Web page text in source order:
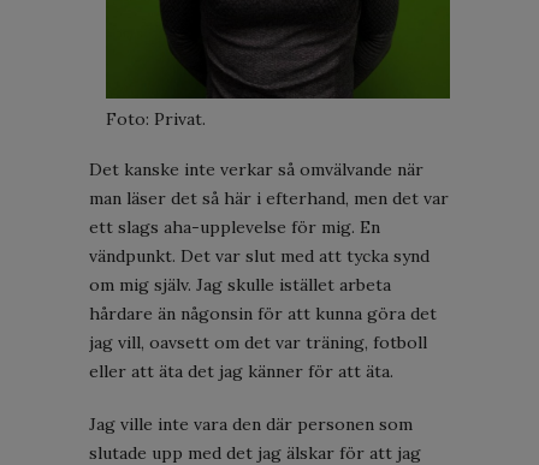
Foto: Privat.
Det kanske inte verkar så omvälvande när
man läser det så här i efterhand, men det var
ett slags aha-upplevelse för mig. En
vändpunkt. Det var slut med att tycka synd
om mig själv. Jag skulle istället arbeta
hårdare än någonsin för att kunna göra det
jag vill, oavsett om det var träning, fotboll
eller att äta det jag känner för att äta.
Jag ville inte vara den där personen som
slutade upp med det jag älskar för att jag